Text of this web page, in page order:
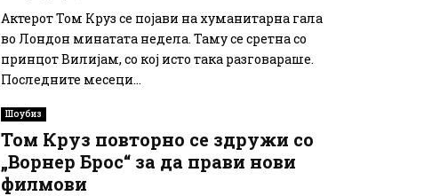
Актерот Том Круз се појави на хуманитарна гала
во Лондон минатата недела. Таму се сретна со
принцот Вилијам, со кој исто така разговараше.
Последните месеци...
Шоубиз
Том Круз повторно се здружи со
„Ворнер Брос“ за да прави нови
филмови